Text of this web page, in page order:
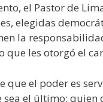
el Pastor de
elegidas
la
que les otorgó el
que el poder es
sea el último; quien